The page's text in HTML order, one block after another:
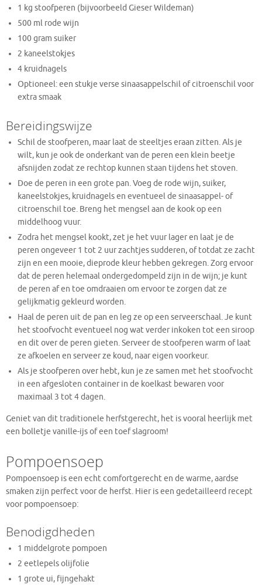
1 kg stoofperen (bijvoorbeeld Gieser Wildeman)
500 ml rode wijn
100 gram suiker
2 kaneelstokjes
4 kruidnagels
Optioneel: een stukje verse sinaasappelschil of citroenschil voor
extra smaak
Bereidingswijze
Schil de stoofperen, maar laat de steeltjes eraan zitten. Als je
wilt, kun je ook de onderkant van de peren een klein beetje
afsnijden zodat ze rechtop kunnen staan tijdens het stoven.
Doe de peren in een grote pan. Voeg de rode wijn, suiker,
kaneelstokjes, kruidnagels en eventueel de sinaasappel- of
citroenschil toe. Breng het mengsel aan de kook op een
middelhoog vuur.
Zodra het mengsel kookt, zet je het vuur lager en laat je de
peren ongeveer 1 tot 2 uur zachtjes sudderen, of totdat ze zacht
zijn en een mooie, dieprode kleur hebben gekregen. Zorg ervoor
dat de peren helemaal ondergedompeld zijn in de wijn; je kunt
de peren af en toe omdraaien om ervoor te zorgen dat ze
gelijkmatig gekleurd worden.
Haal de peren uit de pan en leg ze op een serveerschaal. Je kunt
het stoofvocht eventueel nog wat verder inkoken tot een siroop
en dit over de peren gieten. Serveer de stoofperen warm of laat
ze afkoelen en serveer ze koud, naar eigen voorkeur.
Als je stoofperen over hebt, kun je ze samen met het stoofvocht
in een afgesloten container in de koelkast bewaren voor
maximaal 3 tot 4 dagen.
Geniet van dit traditionele herfstgerecht, het is vooral heerlijk met
een bolletje vanille-ijs of een toef slagroom!
Pompoensoep
Pompoensoep is een echt comfortgerecht en de warme, aardse
smaken zijn perfect voor de herfst. Hier is een gedetailleerd recept
voor pompoensoep:
Benodigdheden
1 middelgrote pompoen
2 eetlepels olijfolie
1 grote ui, fijngehakt